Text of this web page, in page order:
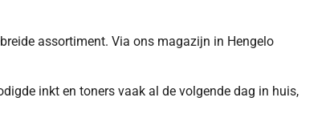
assortiment. Via ons magazijn in Hengelo
inkt en toners vaak al de volgende dag in huis,